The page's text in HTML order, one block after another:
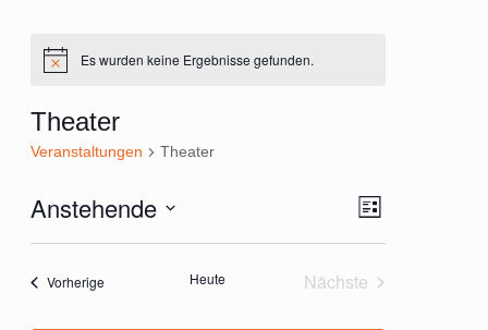
HinweisEs wurden keine Ergebnisse gefunden.
Theater
Veranstaltungen Theater
Ansichten-
Veranstaltung
Ansichten-
Navigation
Liste
Anstehende
VorherigeVeranstaltungenHeute
Nächste